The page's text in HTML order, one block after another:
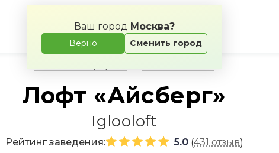
Ваш город Москва?
Верно Сменить город
Лофт «Айсберг»
Iglooloft
Рейтинг заведения: 5.0 (431 отзыв)